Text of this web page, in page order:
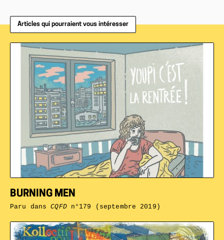
Articles qui pourraient vous intéresser
BURNING MEN
Paru dansCQFDn°179 (septembre 2019)